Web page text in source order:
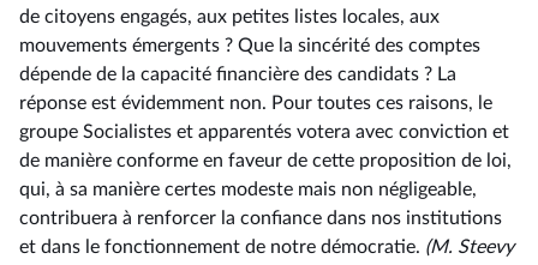
de citoyens engagés, aux petites listes locales, aux
mouvements émergents ? Que la sincérité des comptes
dépende de la capacité financière des candidats ? La
réponse est évidemment non. Pour toutes ces raisons, le
groupe Socialistes et apparentés votera avec conviction et
de manière conforme en faveur de cette proposition de loi,
qui, à sa manière certes modeste mais non négligeable,
contribuera à renforcer la confiance dans nos institutions
et dans le fonctionnement de notre démocratie. (M. Steevy